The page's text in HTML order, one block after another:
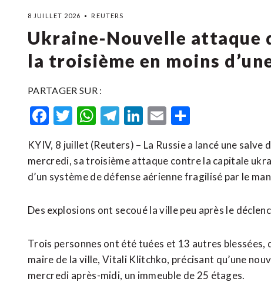
8 JUILLET 2026 REUTERS
Ukraine-Nouvelle attaque
la troisième en moins
PARTAGER SUR :
Facebook
Twitter
WhatsApp
Telegram
LinkedIn
Email
KYIV, 8 juillet (Reuters) – La Russie a lancé une
mercredi, sa troisième attaque contre la capitale
d’un système de défense aérienne fragilisé par ​le
Des explosions ont secoué la ville ​peu après le
Trois personnes ont été tuées et 13 autres
maire de la ville, Vitali Klitchko, précisant qu’une
mercredi après-midi, un ​immeuble de 25 étages.